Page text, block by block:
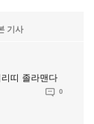
기사
띠 졸라맨다
0